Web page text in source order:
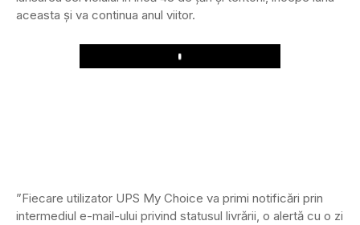
aceasta și va continua anul viitor.
Play
”Fiecare utilizator UPS My Choice va primi notificări prin
intermediul e-mail-ului privind statusul livrării, o alertă cu o zi